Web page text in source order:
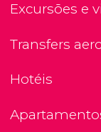
Excursões e
Transfers
Hotéis